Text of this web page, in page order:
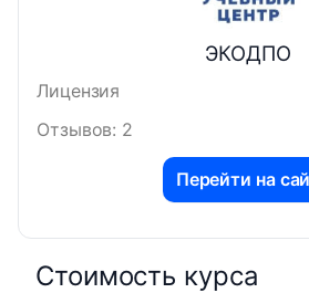
ЭКОДПО
Лицензия
Отзывов: 2
Перейти на
Стоимость курса